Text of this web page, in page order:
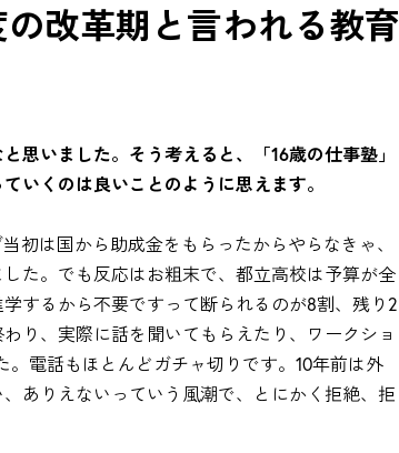
改革期と言われる教育
いました。そう考えると、「16歳の仕事塾」
いくのは良いことのように思えます。
初は国から助成金をもらったからやらなきゃ、
た。でも反応はお粗末で、都立高校は予算が全
するから不要ですって断られるのが8割、残り2
り、実際に話を聞いてもらえたり、ワークショ
。電話もほとんどガチャ切りです。10年前は外
ありえないっていう風潮で、とにかく拒絶、拒